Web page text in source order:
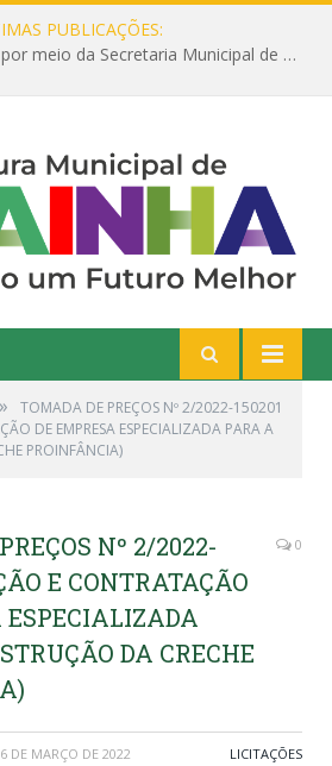
PUBLICAÇÕES:
Prefeitura de Prainha, por meio da Secretaria Municipal de Educação, abre 354 vagas na área da Educação para 2025 com processo seletivo simplificado
»
TOMADA DE PREÇOS Nº 2/2022-150201
DE EMPRESA ESPECIALIZADA PARA A
PROINFÂNCIA)
Nº 2/2022-
E CONTRATAÇÃO
ESPECIALIZADA
DA CRECHE
0
DE MARÇO DE 2022 LICITAÇÕES